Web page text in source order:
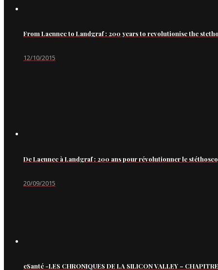
From Laennec to Landgraf : 200 years to revolutionise the
12/10/2015
De Laennec à Landgraf : 200 ans pour révolutionner le
20/09/2015
eSanté -LES CHRONIQUES DE LA SILICON VALLEY –